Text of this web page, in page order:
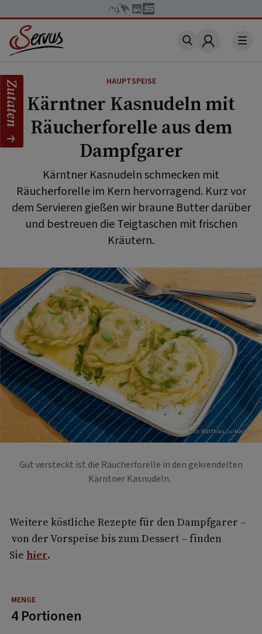
Account
HAUPTSPEISE
Kärntner Kasnudeln mit
Räucherforelle aus dem
Dampfgarer
Kärntner Kasnudeln schmecken mit
Räucherforelle im Kern hervorragend. Kurz vor
dem Servieren gießen wir braune Butter darüber
und bestreuen die Teigtaschen mit frischen
Kräutern.
Foto: Matthias Jurkovitcs
Gut versteckt ist die Räucherforelle in den gekrendelten
Kärntner Kasnudeln.
Weitere köstliche Rezepte für den Dampfgarer –
von der Vorspeise bis zum Dessert – finden
Sie hier.
4 Portionen
Zutaten